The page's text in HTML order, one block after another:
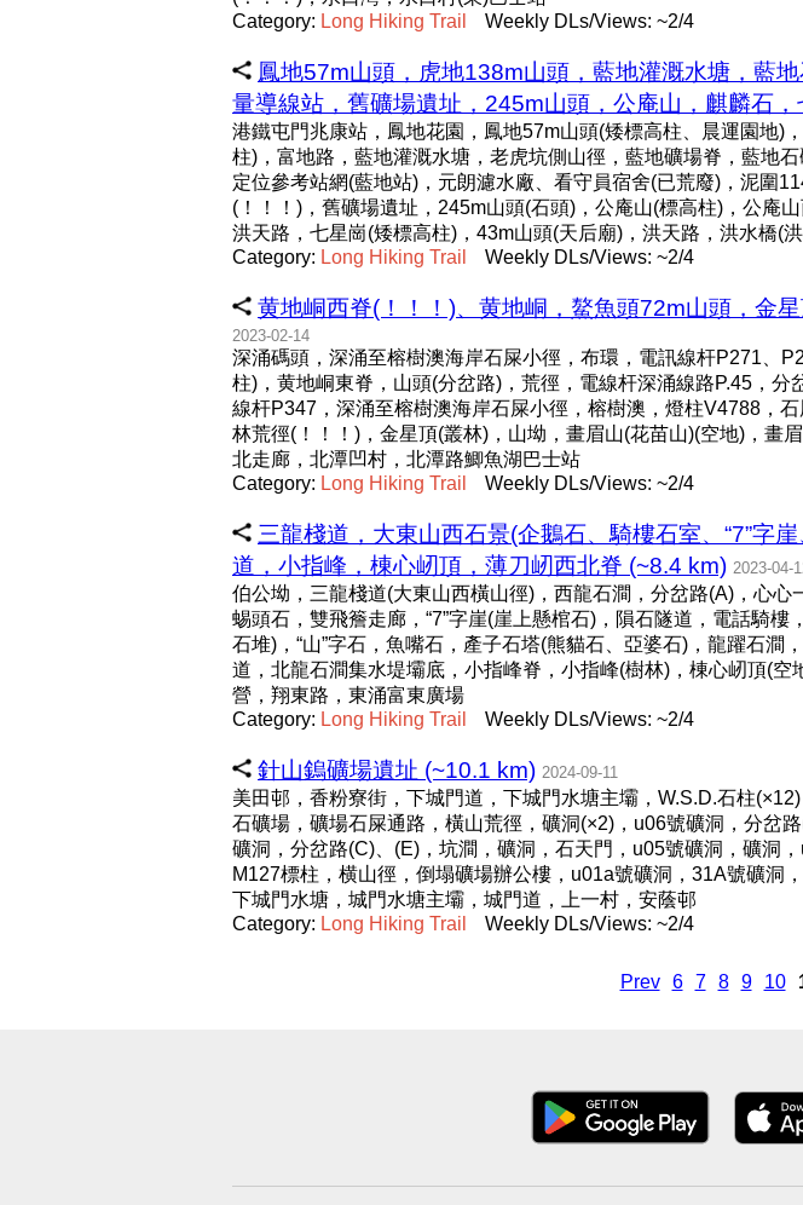
Category: Long Hiking Trail Weekly DLs/Views: ~2/4
鳳地57m山頭，虎地138m山頭，藍地灌溉水塘，藍
量導線站，舊礦場遺址，245m山頭，公庵山，麒麟石
港鐵屯門兆康站，鳳地花園，鳳地57m山頭(矮標高柱、晨運園地)
柱)，富地路，藍地灌溉水塘，老虎坑側山徑，藍地礦場脊，藍地
定位參考站網(藍地站)，元朗濾水廠、看守員宿舍(已荒廢)，泥圍
(！！！)，舊礦場遺址，245m山頭(石頭)，公庵山(標高柱)，公庵
洪天路，七星崗(矮標高柱)，43m山頭(天后廟)，洪天路，洪水橋(
Category: Long Hiking Trail Weekly DLs/Views: ~2/4
黄地峒西脊(！！！)、黄地峒，鰲魚頭72m山頭，金
2023-02-14
深涌碼頭，深涌至榕樹澳海岸石屎小徑，布環，電訊線杆P271、
柱)，黄地峒東脊，山頭(分岔路)，荒徑，電線杆深涌線路P.45，
線杆P347，深涌至榕樹澳海岸石屎小徑，榕樹澳，燈柱V4788，
林荒徑(！！！)，金星頂(叢林)，山坳，畫眉山(花苗山)(空地)，畫
北走廊，北潭凹村，北潭路鯽魚湖巴士站
Category: Long Hiking Trail Weekly DLs/Views: ~2/4
三龍棧道，大東山西石景(企鵝石、騎樓石室、“7”字
道，小指峰，棟心屻頂，薄刀屻西北脊 (~8.4 km) 2023-04-
伯公坳，三龍棧道(大東山西橫山徑)，西龍石澗，分岔路(A)，心
蜴頭石，雙飛簷走廊，“7”字崖(崖上懸棺石)，隕石隧道，電話騎
石堆)，“山”字石，魚嘴石，產子石塔(熊貓石、亞婆石)，龍躍石
道，北龍石澗集水堤壩底，小指峰脊，小指峰(樹林)，棟心屻頂(
營，翔東路，東涌富東廣場
Category: Long Hiking Trail Weekly DLs/Views: ~2/4
針山鎢礦場遺址 (~10.1 km) 2024-09-11
美田邨，香粉寮街，下城門道，下城門水塘主壩，W.S.D.石柱
石礦場，礦場石屎通路，橫山荒徑，礦洞(×2)，u06號礦洞，分岔
礦洞，分岔路(C)、(E)，坑澗，礦洞，石天門，u05號礦洞，礦洞
M127標柱，横山徑，倒塌礦場辦公樓，u01a號礦洞，31A號礦洞
下城門水塘，城門水塘主壩，城門道，上一村，安蔭邨
Category: Long Hiking Trail Weekly DLs/Views: ~2/4
Prev 6 7 8 9 10